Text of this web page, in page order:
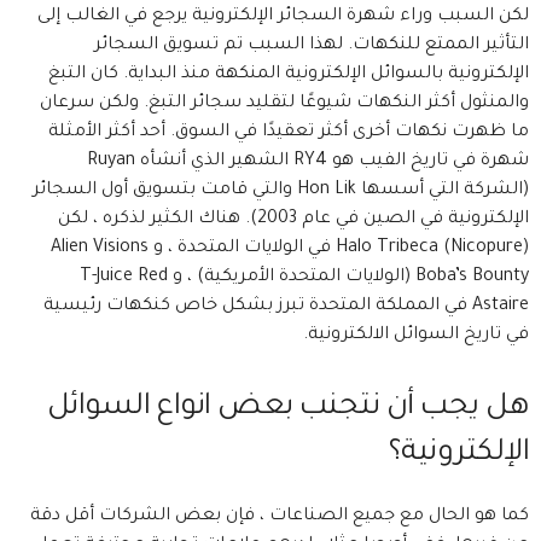
لكن السبب وراء شهرة السجائر الإلكترونية يرجع في الغالب إلى
التأثير الممتع للنكهات. لهذا السبب تم تسويق السجائر
الإلكترونية بالسوائل الإلكترونية المنكهة منذ البداية. كان التبغ
والمنثول أكثر النكهات شيوعًا لتقليد سجائر التبغ. ولكن سرعان
ما ظهرت نكهات أخرى أكثر تعقيدًا في السوق. أحد أكثر الأمثلة
شهرة في تاريخ الفيب هو RY4 الشهير الذي أنشأه Ruyan
(الشركة التي أسسها Hon Lik والتي قامت بتسويق أول السجائر
الإلكترونية في الصين في عام 2003). هناك الكثير لذكره ، لكن
Halo Tribeca (Nicopure) في الولايات المتحدة ، و Alien Visions
Boba’s Bounty (الولايات المتحدة الأمريكية) ، و T-Juice Red
Astaire في المملكة المتحدة تبرز بشكل خاص كنكهات رئيسية
في تاريخ السوائل الالكترونية.
هل يجب أن نتجنب بعض انواع السوائل
الإلكترونية؟
كما هو الحال مع جميع الصناعات ، فإن بعض الشركات أقل دقة